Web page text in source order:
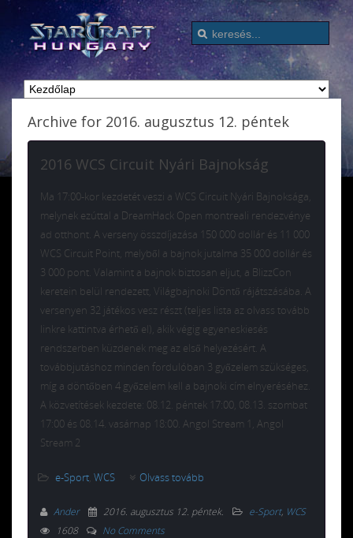
Archive for 2016. augusztus 12. péntek
2016 WCS Circuit Nyári Bajnokság
Ma 17:00-kor kezdetét veszi a WCS Circuit Nyári Bajnoksága,
melynek ezúttal a DreamHack Open montreali rendezvénye
ad otthont. A verseny összdíjazása 150 000 dollár és 11 000
WCS Circuit Point, melyből a bajnok jutalma 35 000 dollár és
3 000 pont. Valamint a bajnok biztosan eljut, a BlizzCon
keretein belül rendezett, Világbajnoki Döntő rájátszásába. A
versenyen 32 játékos vesz részt (teljes lista az olvass tovább
linkre kattintva érhető el), akik végig egyeneskiesés
rendszerben küzdenek meg az első helyezésért. A
továbbjutáshoz minden fordulóban 3 győzelem szükséges,
míg a döntőben 4 győzelem kell a bajnoki cím elnyeréséhez.
A közvetítések kezdete: 08.12. péntek 17:00, 08.13. szombat
17:00 és 08.14. vasárnap 18:00. Angol Stream 1, Angol
Stream 2
e-Sport, WCS Olvass tovább
Ander 2016. augusztus 12. péntek. e-Sport, WCS
1608
No Comments